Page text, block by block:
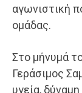
αγωνιστική
ομάδας.
Στο μήνυμά
Γεράσιμος
υγεία,